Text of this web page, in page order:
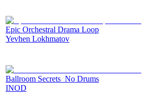
Epic Orchestral Drama Loop
Yevhen Lokhmatov
Ballroom Secrets_No Drums
INOD